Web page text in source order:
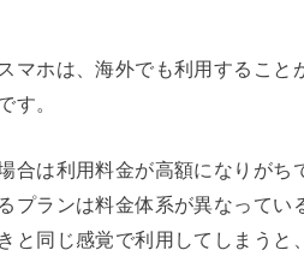
マホは、海外でも利用すること
す。
合は利用料金が高額になりが
プランは料金体系が異なってい
と同じ感覚で利用してしまうと